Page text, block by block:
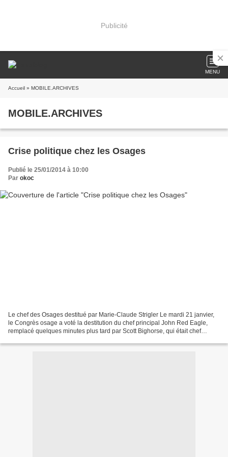
Publicité
MENU
Accueil » MOBILE.ARCHIVES
MOBILE.ARCHIVES
Crise politique chez les Osages
Publié le 25/01/2014 à 10:00
Par okoc
Le chef des Osages destitué par Marie-Claude Strigler Le mardi 21 janvier,
le Congrès osage a voté la destitution du chef principal John Red Eagle,
remplacé quelques minutes plus tard par Scott Bighorse, qui était chef